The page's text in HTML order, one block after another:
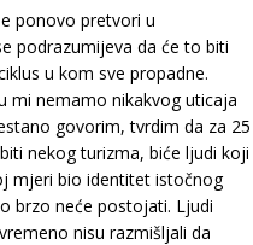
ponovo pretvori u
podrazumijeva da će to biti
u kom sve propadne.
mi nemamo nikakvog uticaja
govorim, tvrdim da za 25
nekog turizma, biće ljudi koji
mjeri bio identitet istočnog
brzo neće postojati. Ljudi
nisu razmišljali da